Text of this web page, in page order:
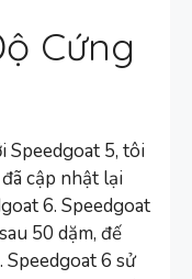
Cứng
Speedgoat 5, tôi
cập nhật lại
6. Speedgoat
50 dặm, đế
Speedgoat 6 sử